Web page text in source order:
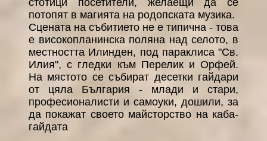
стотици посетители, желаещи да се
потопят в магията на родопската музика.
Сцената на събитието не е типична - това
е високопланинска поляна над селото, в
местността Илинден, под параклиса "Св.
Илия", с гледки към Перелик и Орфей.
На мястото се събират десетки гайдари
от цяла България - млади и стари,
професионалисти и самоуки, дошили, за
да покажат своето майсторство на каба-
гайдата